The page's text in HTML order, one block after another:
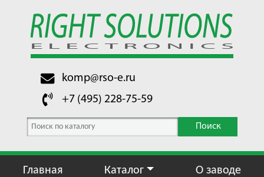
komp@rso-e.ru
+7 (495) 228-75-59
Поиск
Главная Каталог О заводе